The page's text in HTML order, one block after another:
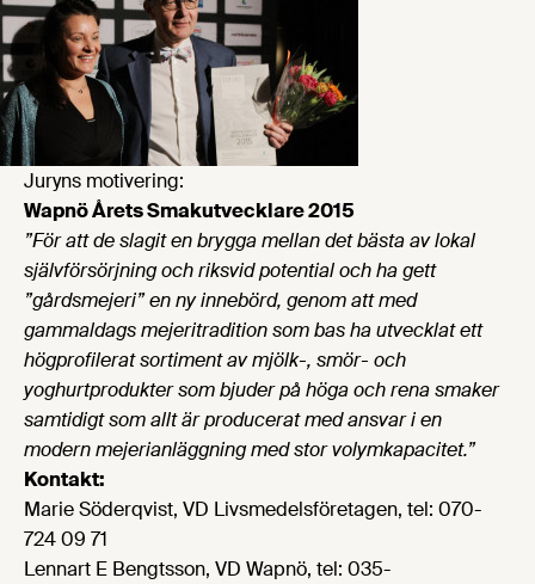
Juryns motivering:
Wapnö Årets Smakutvecklare 2015
”För att de slagit en brygga mellan det bästa av lokal
självförsörjning och riksvid potential och ha gett
”gårdsmejeri” en ny innebörd, genom att med
gammaldags mejeritradition som bas ha utvecklat ett
högprofilerat sortiment av mjölk-, smör- och
yoghurtprodukter som bjuder på höga och rena smaker
samtidigt som allt är producerat med ansvar i en
modern mejerianläggning med stor volymkapacitet.”
Kontakt:
Marie Söderqvist, VD Livsmedelsföretagen, tel: 070-
724 09 71
Lennart E Bengtsson, VD Wapnö, tel: 035-